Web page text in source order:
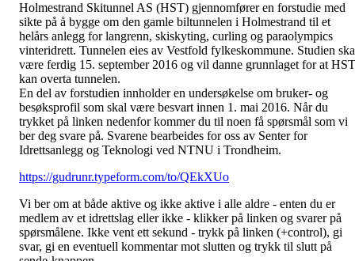
Holmestrand Skitunnel AS (HST) gjennomfører en forstudie med
sikte på å bygge om den gamle biltunnelen i Holmestrand til et
helårs anlegg for langrenn, skiskyting, curling og paraolympics
vinteridrett. Tunnelen eies av Vestfold fylkeskommune. Studien
være ferdig 15. september 2016 og vil danne grunnlaget for at HST
kan overta tunnelen.
En del av forstudien innholder en undersøkelse om bruker- og
besøksprofil som skal være besvart innen 1. mai 2016. Når du
trykket på linken nedenfor kommer du til noen få spørsmål som vi
ber deg svare på. Svarene bearbeides for oss av Senter for
Idrettsanlegg og Teknologi ved NTNU i Trondheim.
https://gudrunr.typeform.com/to/QEkXUo
Vi ber om at både aktive og ikke aktive i alle aldre - enten du er
medlem av et idrettslag eller ikke - klikker på linken og svarer på
spørsmålene. Ikke vent ett sekund - trykk på linken (+control), gi
svar, gi en eventuell kommentar mot slutten og trykk til slutt på